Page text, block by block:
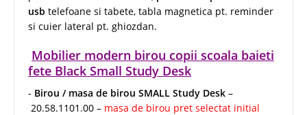
usb telefoane si tabete, tabla magnetica pt. reminder
si cuier lateral pt. ghiozdan.
Mobilier modern birou copii scoala baieti
fete Black Small Study Desk
- Birou / masa de birou SMALL Study Desk –
20.58.1101.00 – masa de birou pret selectat initial